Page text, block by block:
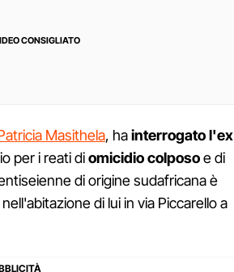
CONSIGLIATO
Masithela, hainterrogato l'ex
per i reati diomicidio colposoe di
di origine sudafricana è
di lui in via Piccarello a